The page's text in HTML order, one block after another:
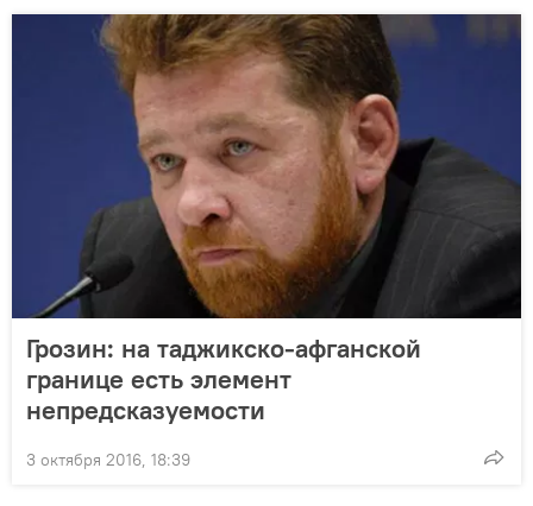
Грозин: на таджикско-афганской
границе есть элемент
непредсказуемости
3 октября 2016, 18:39